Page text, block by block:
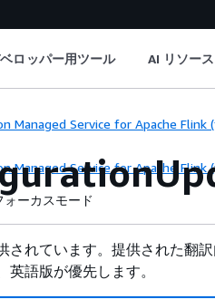
ロッパー用ツール AI リソース
Managed Service for Apache
Managed Service for Apache
ォーカスモード
されています。提供された翻
語版が優先します。